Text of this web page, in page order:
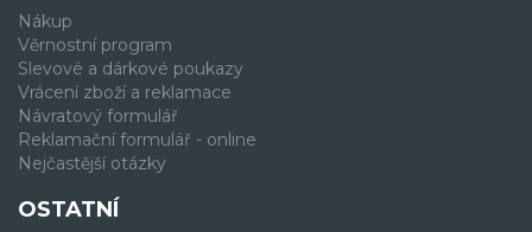
Nákup
Věrnostní program
Slevové a dárkové poukazy
Vrácení zboží a reklamace
Návratový formulář
Reklamační formulář - online
Nejčastější otázky
OSTATNÍ